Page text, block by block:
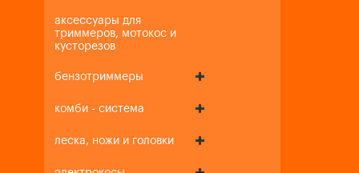
аксессуары для
триммеров, мотокос и
кусторезов
бензотриммеры
комби - система
леска, ножи и головки